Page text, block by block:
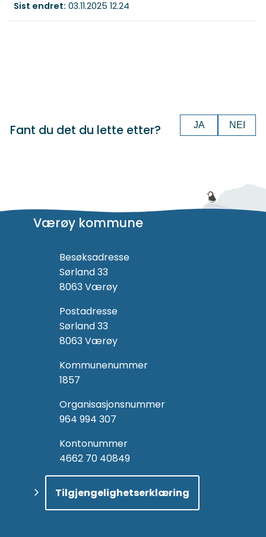
Sist endret 03.11.2025 12.24
Fant du det du lette etter? JA NEI
Værøy kommune
Besøksadresse
Sørland 33
8063 Værøy
Postadresse
Sørland 33
8063 Værøy
Kommunenummer
1857
Organisasjonsnummer
964 994 307
Kontonummer
4662 70 40849
Tilgjengelighetserklæring